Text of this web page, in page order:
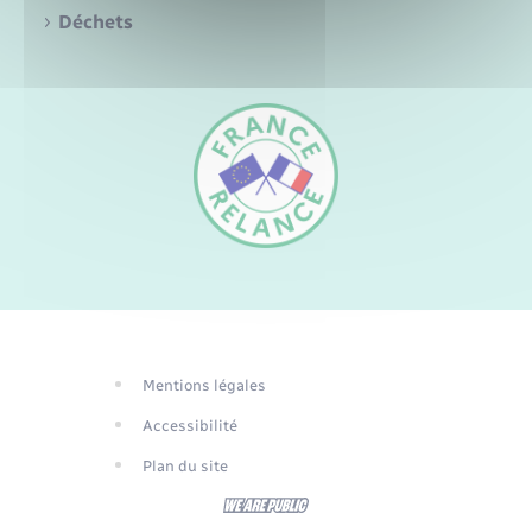
Traduction du
DE
Déchets
Mentions légales
Accessibilité
Plan du site